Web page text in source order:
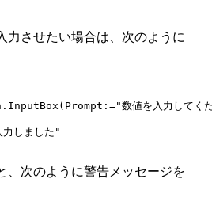
力させたい場合は、次のように
数値を入力してく
しました"
、次のように警告メッセージを